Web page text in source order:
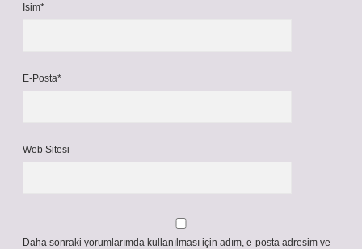
İsim*
E-Posta*
Web Sitesi
Daha sonraki yorumlarımda kullanılması için adım, e-posta adresim ve